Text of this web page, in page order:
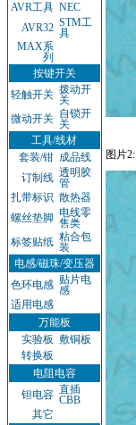
AVR工具 NEC
AVR32 STM工
具
MAX系
列
按键开关
轻触开关 拨动开
关
微动开关 自锁开
关
工具/线材
套装/钳 成品线
订制线 透明胶
管
扎带标识 散热器
螺丝垫脚 电线零
售类
标签贴纸 粘合包
装
电感/磁珠/变压器
色环电感 贴片电
感
适用电感
万能板
实验板 敷铜板
转换板
电阻电容
钽电容 直插
CBB
其它
图片2: